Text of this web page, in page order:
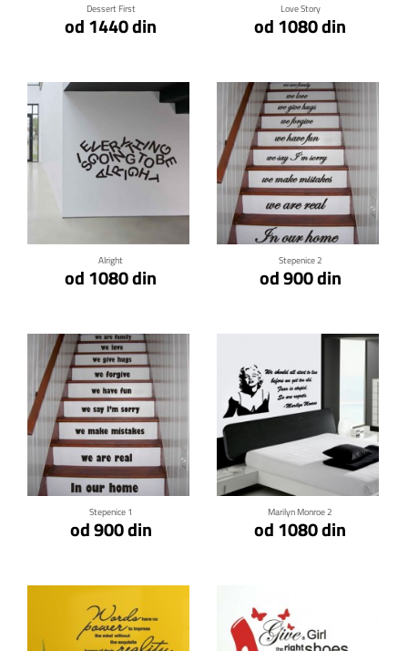
Dessert First
od 1440 din
Love Story
od 1080 din
Alright
od 1080 din
Stepenice 2
od 900 din
Klikni za detalje
Stepenice 1
od 900 din
Klikni za detalje
Marilyn Monroe 2
od 1080 din
Klikni za detalje